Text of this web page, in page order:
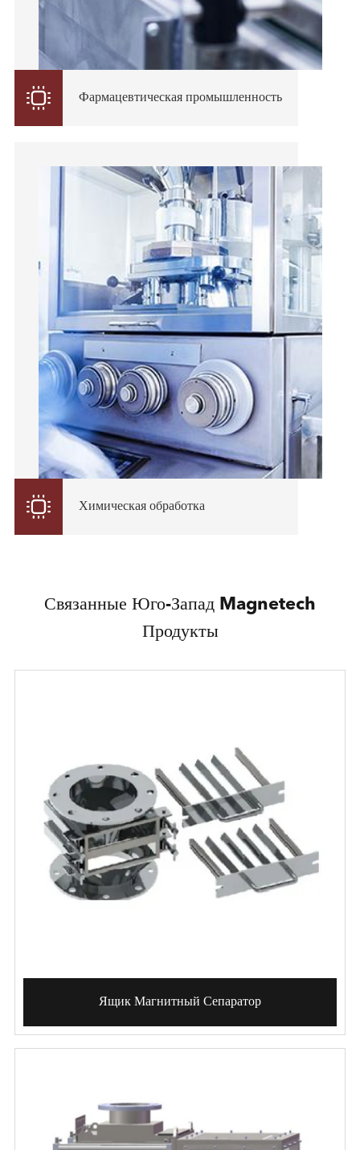
 Фармацевтическая промышленность
 Химическая обработка
Связанные Юго-Запад Magnetech
Продукты
Ящик Магнитный Сепаратор